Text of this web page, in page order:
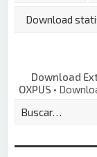
Download
Download
OXPUS •